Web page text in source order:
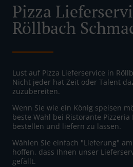
Pizza
Röllbach
Lust auf Pizza Lieferservice in
Nicht jeder hat Zeit oder Talent
zuzubereiten.
Wenn Sie wie ein König speisen
beste Wahl bei Ristorante Pizzeria
bestellen und liefern zu lassen.
Wählen Sie einfach "Lieferung"
hoffen, dass Ihnen unser
gefällt.